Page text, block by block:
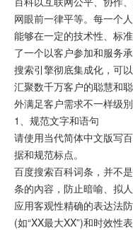
网眼前一律平等。每一个
能够在一定的技术性、标
了一个以客户参加和服务
搜索引擎彻底集成化，可
汇聚数千万客户的聪慧和
外满足客户需求不一样级
1、规范文字和语句
请使用当代简体中文版写
据和规范标点。
百度搜索百科词条，并不
条的內容，防止暗喻、拟
应用客观性精确的表达法
(如“XX最大XX”)和时效性